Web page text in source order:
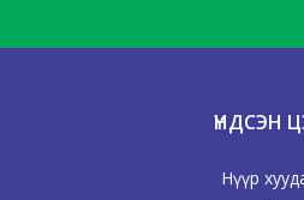
ҮНДСЭН
Нүүр